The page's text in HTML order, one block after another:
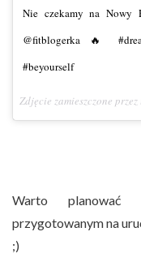
Nie czekamy na Nowy
@fitblogerka 🔥
#beyourself
Warto
przygotowanym na
;)